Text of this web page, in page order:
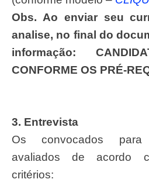
Obs. Ao enviar seu
analise, no final do
informação:
CONFORME OS PRÉ-
3. Entrevista
Os convocados para
avaliados de acordo
critérios: